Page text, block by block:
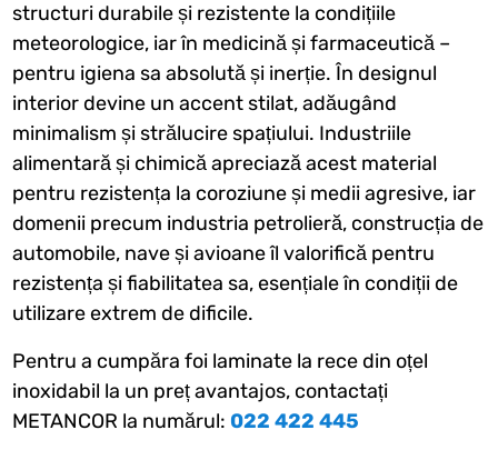
structuri durabile și rezistente la condițiile
meteorologice, iar în medicină și farmaceutică –
pentru igiena sa absolută și inerție. În designul
interior devine un accent stilat, adăugând
minimalism și strălucire spațiului. Industriile
alimentară și chimică apreciază acest material
pentru rezistența la coroziune și medii agresive, iar
domenii precum industria petrolieră, construcția de
automobile, nave și avioane îl valorifică pentru
rezistența și fiabilitatea sa, esențiale în condiții de
utilizare extrem de dificile.
Pentru a cumpăra foi laminate la rece din oțel
inoxidabil la un preț avantajos, contactați
METANCOR la numărul: 022 422 445